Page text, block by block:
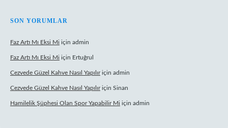
SON YORUMLAR
Faz Artı Mı Eksi Mi için admin
Faz Artı Mı Eksi Mi için Ertuğrul
Cezvede Güzel Kahve Nasıl Yapılıriçin admin
Cezvede Güzel Kahve Nasıl Yapılıriçin Sinan
Hamilelik Şüphesi Olan Spor Yapabilir Mi için admin